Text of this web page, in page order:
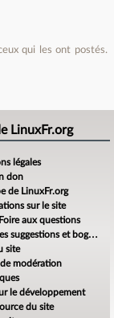
qui les ont postés.
LinuxFr.org
légales
don
de LinuxFr.org
sur le site
aux questions
suggestions et bogues
site
de modération
le développement
du site